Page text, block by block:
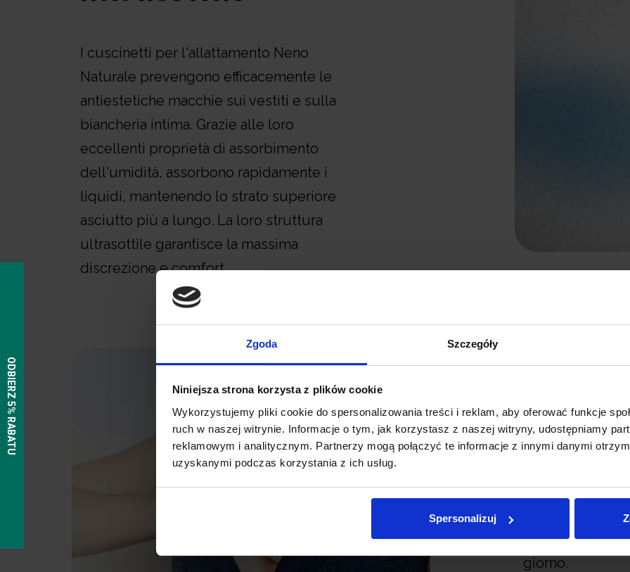
Zgoda Szczegóły
Niniejsza strona korzysta z plików cookie
Wykorzystujemy pliki cookie do spersonalizowania treści i reklam, aby oferować funkcje
ruch w naszej witrynie. Informacje o tym, jak korzystasz z naszej witryny, udostępniamy
reklamowym i analitycznym. Partnerzy mogą połączyć te informacje z innymi danymi
uzyskanymi podczas korzystania z ich usług.
Spersonalizuj
I cuscinetti per l'allattamento Neno
Naturale prevengono efficacemente le
antiestetiche macchie sui vestiti e sulla
biancheria intima. Grazie alle loro
eccellenti proprietà di assorbimento
dell'umidità, assorbono rapidamente i
liquidi, mantenendo lo strato superiore
asciutto più a lungo. La loro struttura
ultrasottile garantisce la massima
discrezione e comfort.
Pura
Ovunque ti
Naturale
La loro forma
perfettamente
invisibile sotto
strati
la biancheria
comfort
giorno.